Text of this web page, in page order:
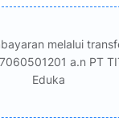
melalui
a.n PT
Eduka